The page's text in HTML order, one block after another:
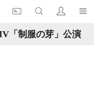
「制服の芽」公演